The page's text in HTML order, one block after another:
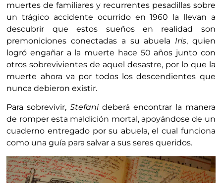
muertes de familiares y recurrentes pesadillas sobre
un trágico accidente ocurrido en 1960 la llevan a
descubrir que estos sueños en realidad son
premoniciones conectadas a su abuela Iris, quien
logró engañar a la muerte hace 50 años junto con
otros sobrevivientes de aquel desastre, por lo que la
muerte ahora va por todos los descendientes que
nunca debieron existir.
Para sobrevivir,Stefanideberá encontrar la manera
de romper esta maldición mortal, apoyándose de un
cuaderno entregado por su abuela, el cual funciona
como una guía para salvar a sus seres queridos.